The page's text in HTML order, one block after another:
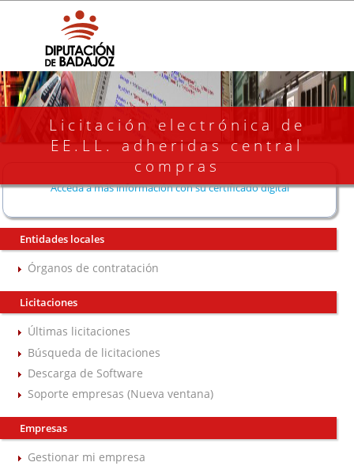
Licitación electrónica de
EE.LL. adheridas central
compras
Acceda a más información con su certificado digital
Entidades locales
Órganos de contratación
Licitaciones
Últimas licitaciones
Búsqueda de licitaciones
Descarga de Software
Soporte empresas (Nueva ventana)
Empresas
Gestionar mi empresa